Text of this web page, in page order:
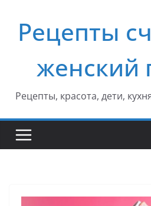
содержимому
Рецепты
женский
Рецепты, красота, дети,